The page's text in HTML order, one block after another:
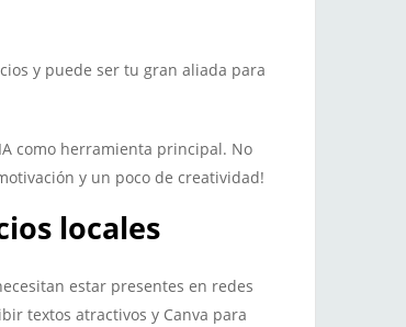
y puede ser tu gran aliada para
como herramienta principal. No
y un poco de creatividad!
locales
estar presentes en redes
textos atractivos y Canva para